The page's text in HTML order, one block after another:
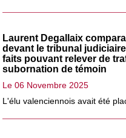
Laurent Degallaix
devant le tribunal
faits pouvant relever de
subornation de témoin
Le 06 Novembre 2025
L'élu valenciennois avait été